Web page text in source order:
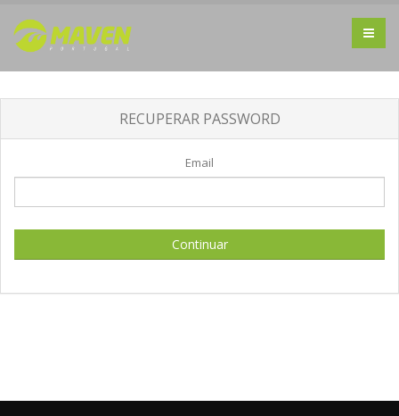
RECUPERAR PASSWORD
Email
Continuar